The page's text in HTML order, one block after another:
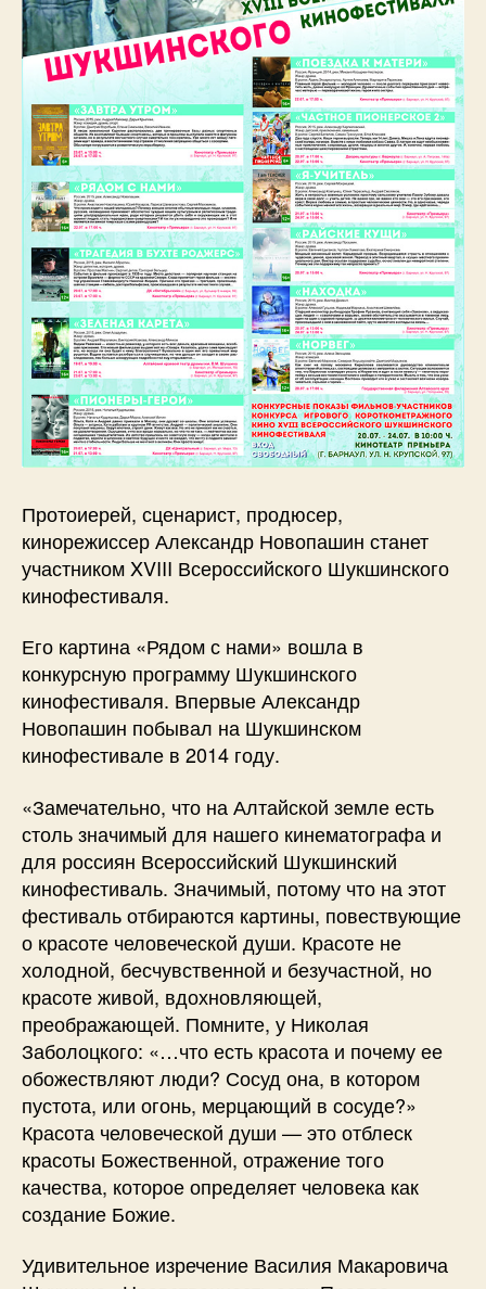
Протоиерей, сценарист, продюсер,
кинорежиссер Александр Новопашин станет
участником XVIII Всероссийского Шукшинского
кинофестиваля.
Его картина «Рядом с нами» вошла в
конкурсную программу Шукшинского
кинофестиваля. Впервые Александр
Новопашин побывал на Шукшинском
кинофестивале в 2014 году.
«Замечательно, что на Алтайской земле есть
столь значимый для нашего кинематографа и
для россиян Всероссийский Шукшинский
кинофестиваль. Значимый, потому что на этот
фестиваль отбираются картины, повествующие
о красоте человеческой души. Красоте не
холодной, бесчувственной и безучастной, но
красоте живой, вдохновляющей,
преображающей. Помните, у Николая
Заболоцкого: «…что есть красота и почему ее
обожествляют люди? Сосуд она, в котором
пустота, или огонь, мерцающий в сосуде?»
Красота человеческой души — это отблеск
красоты Божественной, отражение того
качества, которое определяет человека как
создание Божие.
Удивительное изречение Василия Макаровича